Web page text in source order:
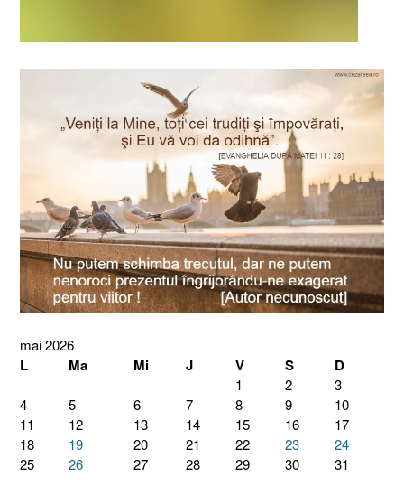
mai 2026
L Ma Mi J V S D
1 2
3
4
5 6 7 8 9
10
11
12 13 14 15 16
17
18
19 20 21 22 23
24
25
26 27 28 29 30 31